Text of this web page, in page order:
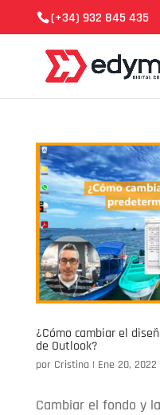
(+34) 932 845 435
¿Cómo cambiar el
de Outlook?
por Cristina | Ene 20, 2022
Cambiar el fondo y